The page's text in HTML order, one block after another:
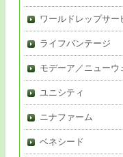
ワールドレップサー
ライフバンテージ
モデーア／ニューウ
ユニシティ
ニナファーム
ベネシード